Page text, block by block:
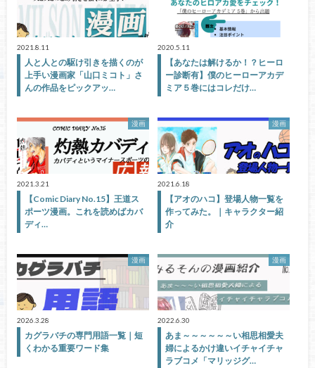
2021.8.11
人と人との駆け引きを描くのが
上手い漫画家「山口ミコト」さ
んの作品をピックアッ…
2020.5.11
【あなたは解けるか！？ヒーロ
ー診断有】僕のヒーローアカデ
ミア５巻にはコレだけ…
漫画
2021.3.21
【Comic Diary No.15】王道ス
ポーツ漫画。これを読めばカバ
ディ…
漫画
2021.6.18
【アオのハコ】登場人物一覧を
作ってみた。｜キャラクター紹
介
漫画
2026.3.28
カグラバチの専門用語一覧｜短
くわかる重要ワード集
漫画
2022.6.30
あま～～～～～～い相思相愛夫
婦によるかけ違いイチャイチャ
ラブコメ「マリッジグ…